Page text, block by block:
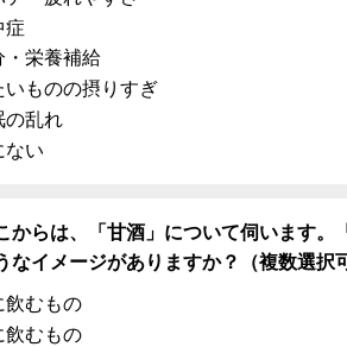
症
・栄養補給
いものの摂りすぎ
の乱れ
ない
からは、「甘酒」について伺います。
なイメージがありますか？（複数選択
飲むもの
飲むもの